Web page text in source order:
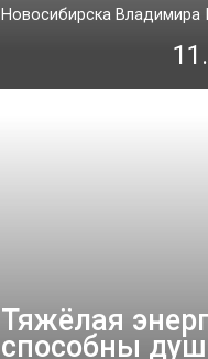
Новосибирска Владимира
Тяжёлая
способны